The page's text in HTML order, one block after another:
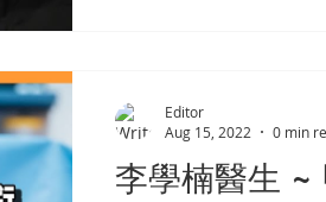
李學楠醫生 ~
Editor
Aug 15, 2022
0 min